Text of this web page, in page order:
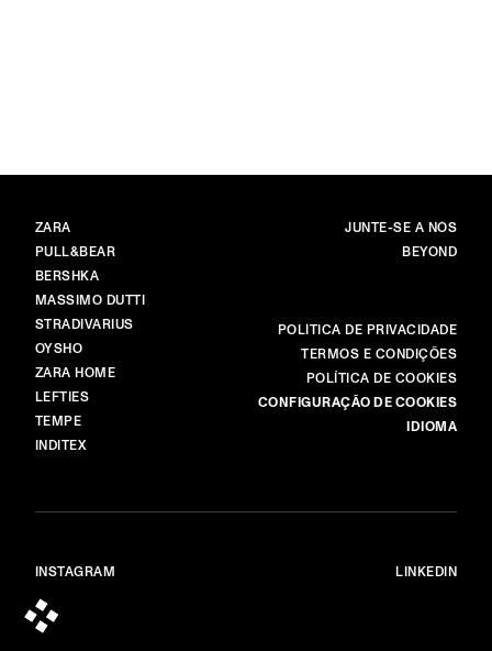
MARCAS
ZARA
PULL&BEAR
BERSHKA
MASSIMO DUTTI
STRADIVARIUS
OYSHO
ZARA HOME
LEFTIES
TEMPE
INDITEX
MENU
JUNTE-SE A NÓS
BEYOND
MAIS
POLÍTICA DE PRIVACIDADE
TERMOS E CONDIÇÕES
POLÍTICA DE COOKIES
CONFIGURAÇÃO DE COOKIES
IDIOMA
INSTAGRAM LINKEDIN